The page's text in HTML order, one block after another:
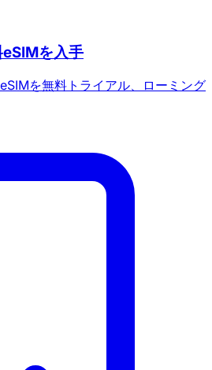
を入手
を無料トライアル、ローミング